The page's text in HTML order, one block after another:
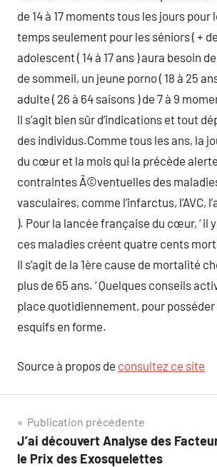
de 14 à 17 moments tous les jours pour
temps seulement pour les séniors ( +
adolescent ( 14 à 17 ans ) aura besoin
de sommeil, un jeune porno ( 18 à 25
adulte ( 26 à 64 saisons ) de 7 à 9
ll s’agit bien sûr d’indications et tout
des individus.Comme tous les ans, la
du cœur et la mois qui la précède
contraintes Ã©ventuelles des
vasculaires, comme l’infarctus, l’AVC,
). Pour la lancée française du cœur, ‘ il
ces maladies créent quatre cents
Il s’agit de la 1ère cause de mortalité
plus de 65 ans. ‘ Quelques conseils
place quotidiennement, pour
esquifs en forme.
Source à propos de consultez ce site
Navigation
de
Publication précédente
J’ai découvert Analyse des
le Prix des Exosquelettes